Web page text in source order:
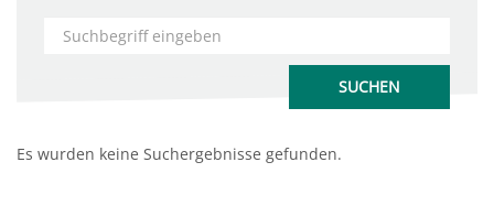
Es wurden keine Suchergebnisse gefunden.